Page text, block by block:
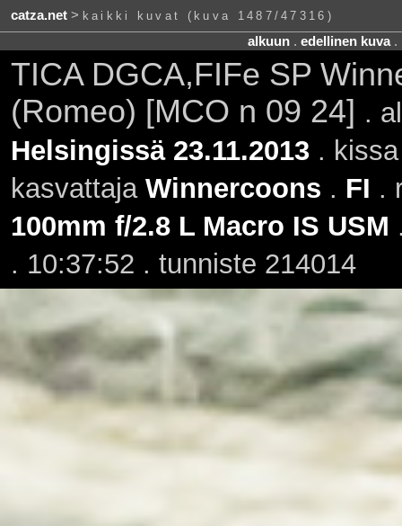
catza.net> kaikki kuvat (kuva 1487/47316)
alkuun. edellinen kuva.
TICA DGCA,FIFe SP
(Romeo) [MCO n 09 24] .
Helsingissä 23.11.2013.
kasvattaja Winnercoons . FI .
100mm f/2.8 L Macro IS USM
. 10:37:52 . tunniste 214014